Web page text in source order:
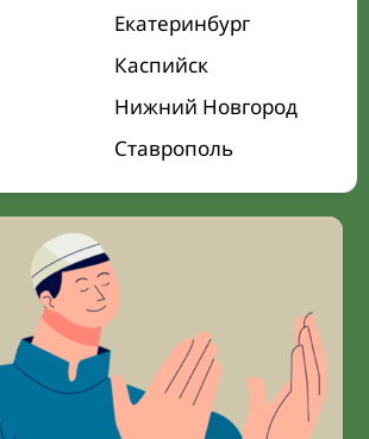
Екатеринбург
Каспийск
Нижний Новгород
Ставрополь